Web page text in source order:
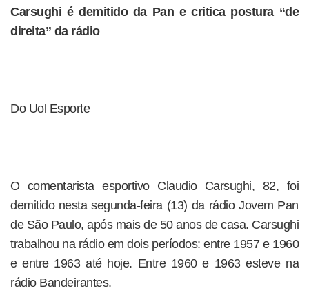
Carsughi é demitido da Pan e critica postura “de
direita” da rádio
Do Uol Esporte
O comentarista esportivo Claudio Carsughi, 82, foi
demitido nesta segunda-feira (13) da rádio Jovem Pan
de São Paulo, após mais de 50 anos de casa. Carsughi
trabalhou na rádio em dois períodos: entre 1957 e 1960
e entre 1963 até hoje. Entre 1960 e 1963 esteve na
rádio Bandeirantes.